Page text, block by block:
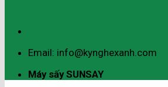
Email: info@kynghexanh.com
Máy sấy SUNSAY